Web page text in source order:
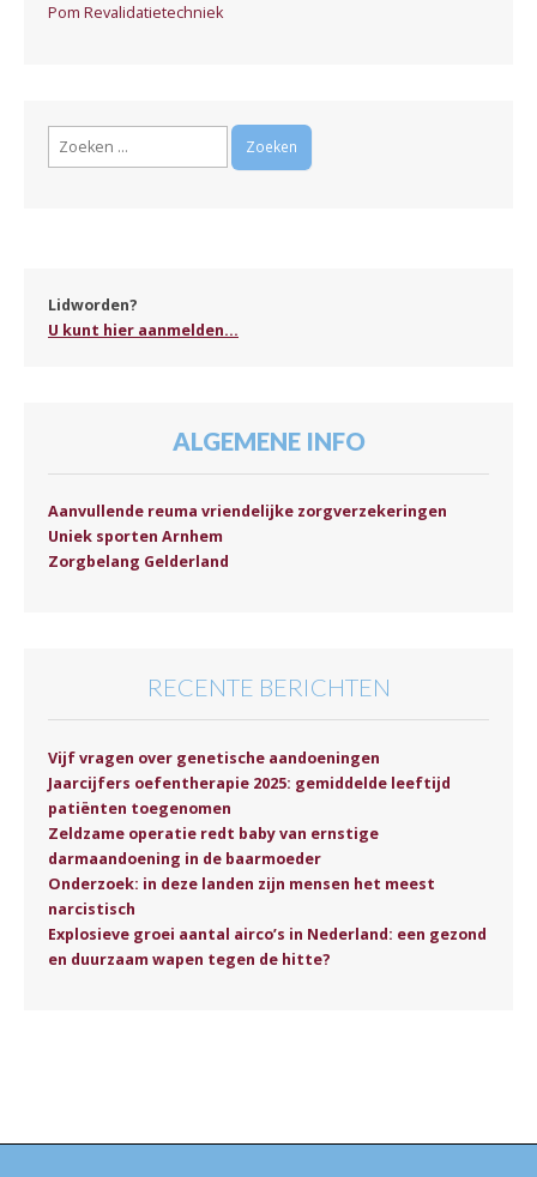
Pom Revalidatietechniek
Zoeken
Lidworden?
U kunt hier aanmelden...
ALGEMENE INFO
Aanvullende reuma vriendelijke zorgverzekeringen
Uniek sporten Arnhem
Zorgbelang Gelderland
RECENTE BERICHTEN
Vijf vragen over genetische aandoeningen
Jaarcijfers oefentherapie 2025: gemiddelde leeftijd
patiënten toegenomen
Zeldzame operatie redt baby van ernstige
darmaandoening in de baarmoeder
Onderzoek: in deze landen zijn mensen het meest
narcistisch
Explosieve groei aantal airco’s in Nederland: een gezond
en duurzaam wapen tegen de hitte?